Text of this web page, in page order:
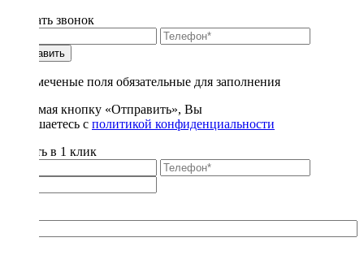
Заказать звонок
Отправить
* - отмеченые поля обязательные для заполнения
Нажимая кнопку «Отправить», Вы
соглашаетесь с политикой конфиденциальности
Купить в 1 клик